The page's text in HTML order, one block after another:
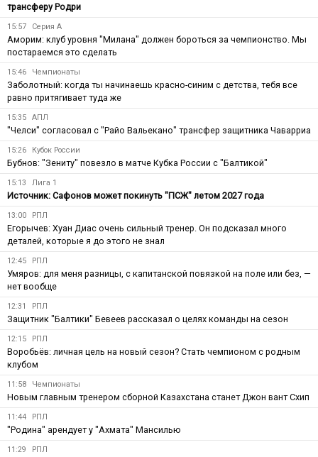
трансферу Родри
15:57 Серия А
Аморим: клуб уровня "Милана" должен бороться за чемпионство. Мы
постараемся это сделать
15:46 Чемпионаты
Заболотный: когда ты начинаешь красно-синим с детства, тебя все
равно притягивает туда же
15:35 АПЛ
"Челси" согласовал с "Райо Вальекано" трансфер защитника Чаварриа
15:26 Кубок России
Бубнов: "Зениту" повезло в матче Кубка России с "Балтикой"
15:13 Лига 1
Источник: Сафонов может покинуть "ПСЖ" летом 2027 года
13:00 РПЛ
Егорычев: Хуан Диас очень сильный тренер. Он подсказал много
деталей, которые я до этого не знал
12:45 РПЛ
Умяров: для меня разницы, с капитанской повязкой на поле или без, —
нет вообще
12:31 РПЛ
Защитник "Балтики" Бевеев рассказал о целях команды на сезон
12:15 РПЛ
Воробьёв: личная цель на новый сезон? Стать чемпионом с родным
клубом
11:58 Чемпионаты
Новым главным тренером сборной Казахстана станет Джон вант Схип
11:44 РПЛ
"Родина" арендует у "Ахмата" Мансилью
11:29 РПЛ